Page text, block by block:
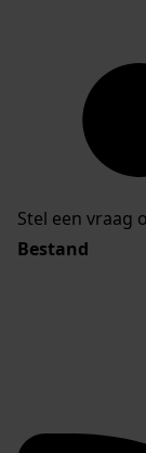
Stel een vraag
Bestand